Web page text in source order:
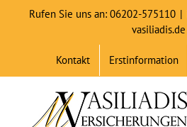
Rufen Sie uns an: 06202-575110 |
vasiliadis.de
Kontakt Erstinformation